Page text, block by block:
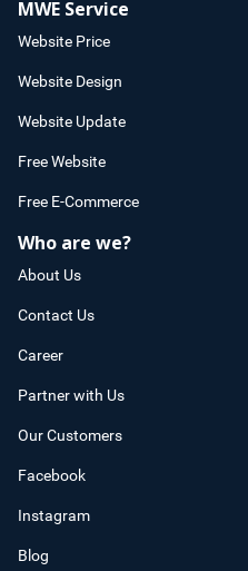
MWE Service
Website Price
Website Design
Website Update
Free Website
Free E-Commerce
Who are we?
About Us
Contact Us
Career
Partner with Us
Our Customers
Facebook
Instagram
Blog